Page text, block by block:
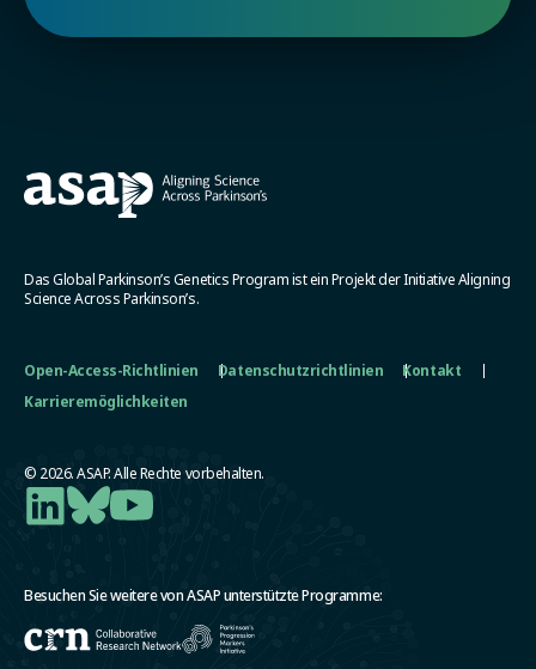
Das Global Parkinson’s Genetics Program ist ein Projekt der Initiative Aligning
Science Across Parkinson’s.
Open-Access-Richtlinien Datenschutzrichtlinien
Kontakt
Karrieremöglichkeiten
© 2026. ASAP. Alle Rechte vorbehalten.
Besuchen Sie weitere von ASAP unterstützte Programme: